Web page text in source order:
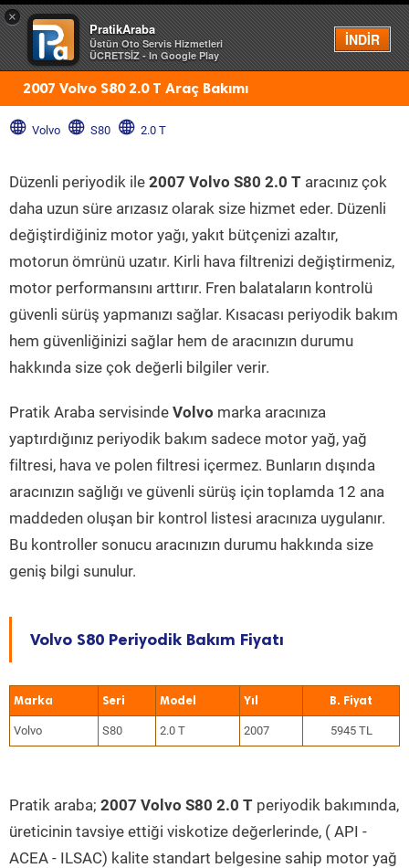
×
PratikAraba
Üstün Oto Servis Hizmetleri
ÜCRETSİZ - In Google Play
İNDİR
Menü
2007 Volvo S80 2.0 T Araç Bakımı
Volvo S80 2.0 T
Düzenli periyodik ile 2007 Volvo S80 2.0 T aracınız çok
daha uzun süre arızasız olarak size hizmet eder. Düzenli
değiştirdiğiniz motor yağı, yakıt bütçenizi azaltır,
motorun ömrünü uzatır. Kirli hava filtrenizi değiştirmeniz,
motor performansını arttırır. Fren balataların kontrolü
güvenli sürüş yapmanızı sağlar. Kısacası periyodik bakım
hem güvenliğinizi sağlar hem de aracınızın durumu
hakkında size çok değerli bilgiler verir.
Pratik Araba servisinde Volvo marka aracınıza
yaptırdığınız periyodik bakım sadece motor yağ, yağ
filtresi, hava ve polen filtresi içermez. Bunların dışında
aracınızın sağlığı ve güvenli sürüş için toplamda 12 ana
maddeden oluşan bir kontrol listesi aracınıza uygulanır.
Bu kontroller sonucu aracınızın durumu hakkında size
geniş bilgi sunulur.
Volvo S80 Periyodik Bakım Fiyatı
Marka Seri Model Yıl
Volvo S80 2.0 T 2007 5945 TL
Pratik araba; 2007 Volvo S80 2.0 T periyodik bakımında,
üreticinin tavsiye ettiği viskotize değerlerinde, ( API -
ACEA - ILSAC) kalite standart belgesine sahip motor yağ